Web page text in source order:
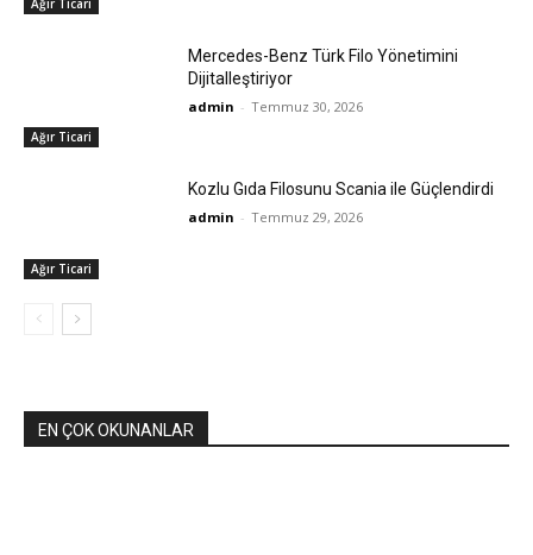
Ağır Ticari
Ağır Ticari
Mercedes-Benz Türk Filo Yönetimini
Dijitalleştiriyor
admin - Temmuz 30, 2026
Ağır Ticari
Kozlu Gıda Filosunu Scania ile Güçlendirdi
admin - Temmuz 29, 2026
EN ÇOK OKUNANLAR